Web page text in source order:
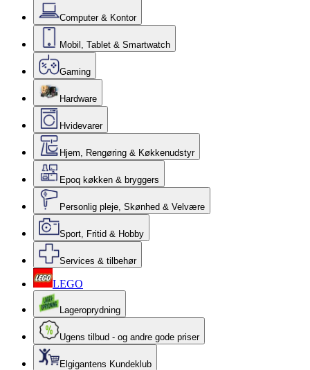
Computer & Kontor
Mobil, Tablet & Smartwatch
Gaming
Hardware
Hvidevarer
Hjem, Rengøring & Køkkenudstyr
Epoq køkken & bryggers
Personlig pleje, Skønhed & Velvære
Sport, Fritid & Hobby
Services & tilbehør
LEGO
Lageroprydning
Ugens tilbud - og andre gode priser
Elgigantens Kundeklub